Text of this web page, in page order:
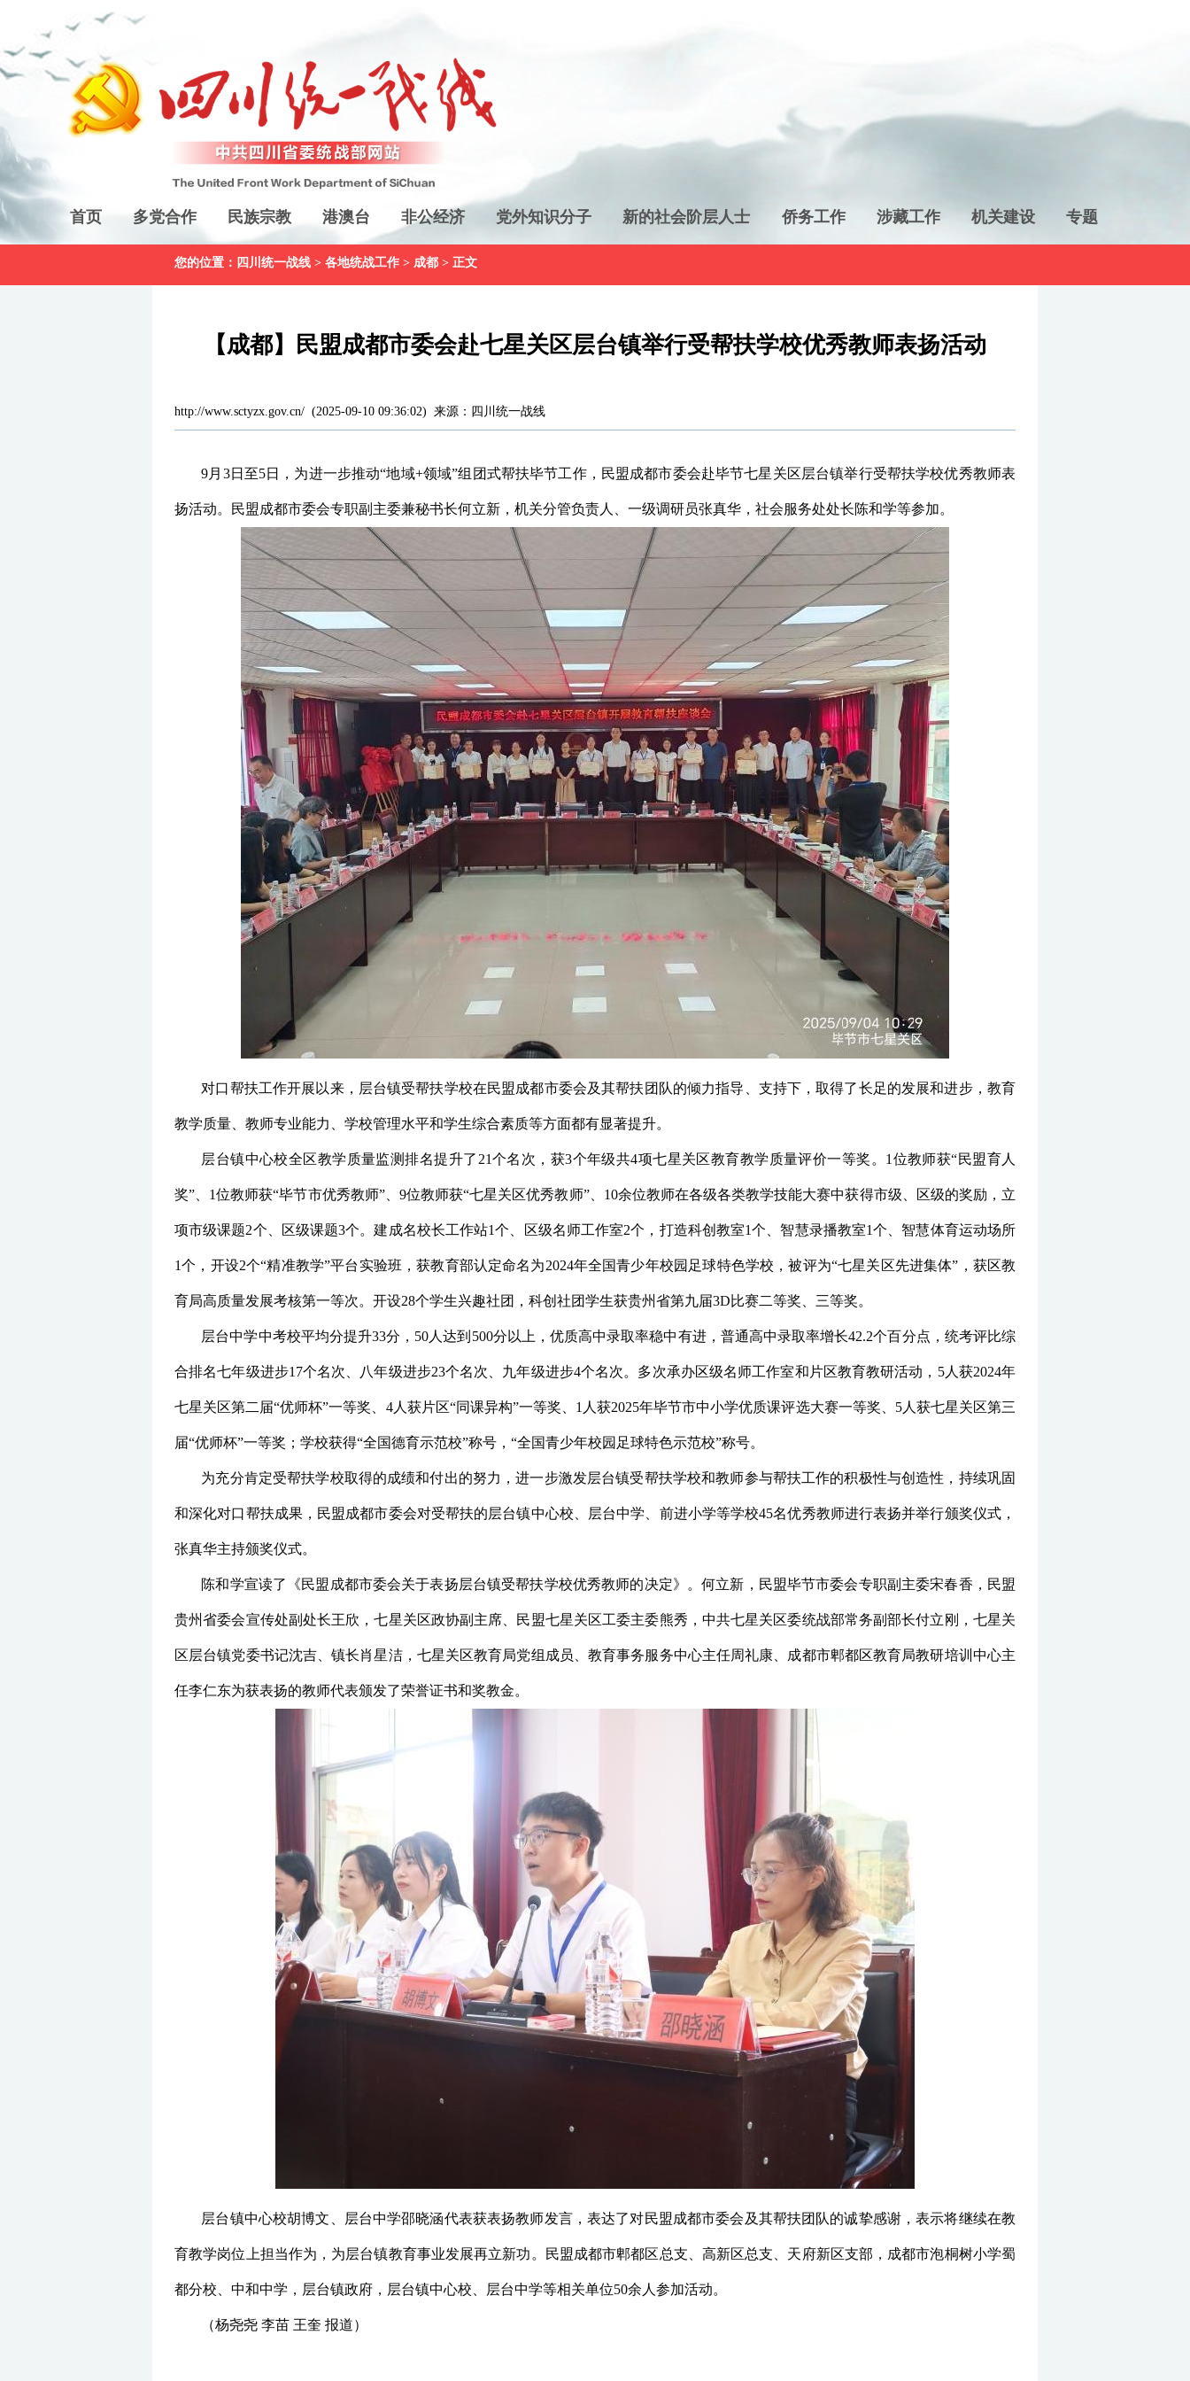
首页 多党合作 民族宗教 港澳台 非公经济 党外知识分子 新的社会阶层人士 侨务工作 涉藏工作 机关建设 专题
您的位置： 四川统一战线 > 各地统战工作 > 成都 > 正文
【成都】民盟成都市委会赴七星关区层台镇举行受帮扶学校优秀教师表扬活动
http://www.sctyzx.gov.cn/ (2025-09-10 09:36:02) 来源： 四川统一战线
9月3日至5日，为进一步推动“地域+领域”组团式帮扶毕节工作，民盟成都市委会赴毕节七星关区层台镇举行受帮扶学校优秀教师表
扬活动。民盟成都市委会专职副主委兼秘书长何立新，机关分管负责人、一级调研员张真华，社会服务处处长陈和学等参加。
对口帮扶工作开展以来，层台镇受帮扶学校在民盟成都市委会及其帮扶团队的倾力指导、支持下，取得了长足的发展和进步，教育
教学质量、教师专业能力、学校管理水平和学生综合素质等方面都有显著提升。
层台镇中心校全区教学质量监测排名提升了21个名次，获3个年级共4项七星关区教育教学质量评价一等奖。1位教师获“民盟育人
奖”、1位教师获“毕节市优秀教师”、9位教师获“七星关区优秀教师”、10余位教师在各级各类教学技能大赛中获得市级、区级的奖励，立
项市级课题2个、区级课题3个。建成名校长工作站1个、区级名师工作室2个，打造科创教室1个、智慧录播教室1个、智慧体育运动场所
1个，开设2个“精准教学”平台实验班，获教育部认定命名为2024年全国青少年校园足球特色学校，被评为“七星关区先进集体”，获区教
育局高质量发展考核第一等次。开设28个学生兴趣社团，科创社团学生获贵州省第九届3D比赛二等奖、三等奖。
层台中学中考校平均分提升33分，50人达到500分以上，优质高中录取率稳中有进，普通高中录取率增长42.2个百分点，统考评比综
合排名七年级进步17个名次、八年级进步23个名次、九年级进步4个名次。多次承办区级名师工作室和片区教育教研活动，5人获2024年
七星关区第二届“优师杯”一等奖、4人获片区“同课异构”一等奖、1人获2025年毕节市中小学优质课评选大赛一等奖、5人获七星关区第三
届“优师杯”一等奖；学校获得“全国德育示范校”称号，“全国青少年校园足球特色示范校”称号。
为充分肯定受帮扶学校取得的成绩和付出的努力，进一步激发层台镇受帮扶学校和教师参与帮扶工作的积极性与创造性，持续巩固
和深化对口帮扶成果，民盟成都市委会对受帮扶的层台镇中心校、层台中学、前进小学等学校45名优秀教师进行表扬并举行颁奖仪式，
张真华主持颁奖仪式。
陈和学宣读了《民盟成都市委会关于表扬层台镇受帮扶学校优秀教师的决定》。何立新，民盟毕节市委会专职副主委宋春香，民盟
贵州省委会宣传处副处长王欣，七星关区政协副主席、民盟七星关区工委主委熊秀，中共七星关区委统战部常务副部长付立刚，七星关
区层台镇党委书记沈吉、镇长肖星洁，七星关区教育局党组成员、教育事务服务中心主任周礼康、成都市郫都区教育局教研培训中心主
任李仁东为获表扬的教师代表颁发了荣誉证书和奖教金。
层台镇中心校胡博文、层台中学邵晓涵代表获表扬教师发言，表达了对民盟成都市委会及其帮扶团队的诚挚感谢，表示将继续在教
育教学岗位上担当作为，为层台镇教育事业发展再立新功。民盟成都市郫都区总支、高新区总支、天府新区支部，成都市泡桐树小学蜀
都分校、中和中学，层台镇政府，层台镇中心校、层台中学等相关单位50余人参加活动。
（杨尧尧 李苗 王奎 报道）